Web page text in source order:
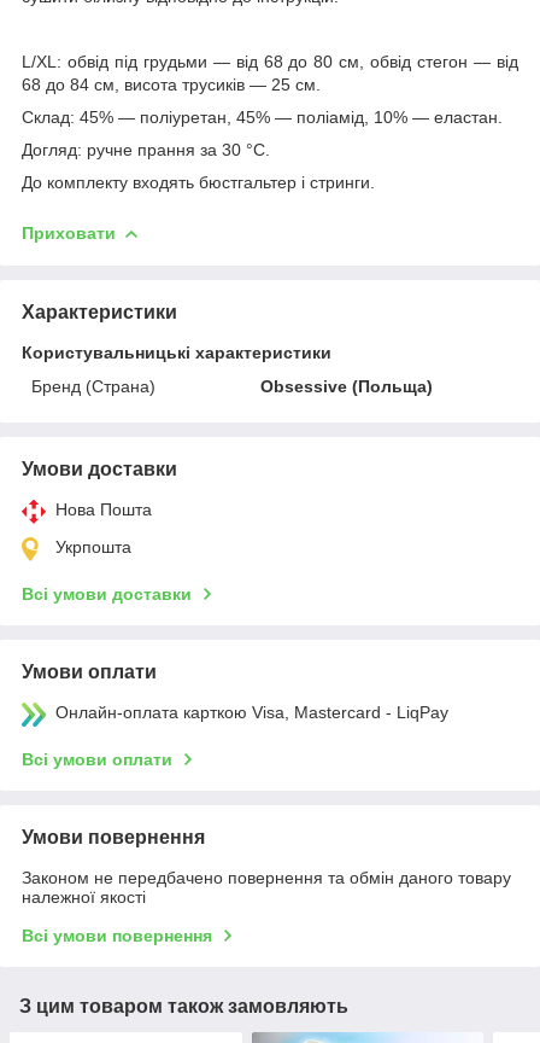
L/XL: обвід під грудьми — від 68 до 80 см, обвід стегон — від
68 до 84 см, висота трусиків — 25 см.
Склад: 45% — поліуретан, 45% — поліамід, 10% — еластан.
Догляд: ручне прання за 30 °C.
До комплекту входять бюстгальтер і стринги.
Приховати
Характеристики
Користувальницькі характеристики
Бренд (Страна)
Obsessive (Польща)
Умови доставки
Нова Пошта
Укрпошта
Всі умови доставки
Умови оплати
Онлайн-оплата карткою Visa, Mastercard - LiqPay
Всі умови оплати
Умови повернення
Законом не передбачено повернення та обмін даного товару
належної якості
Всі умови повернення
З цим товаром також замовляють